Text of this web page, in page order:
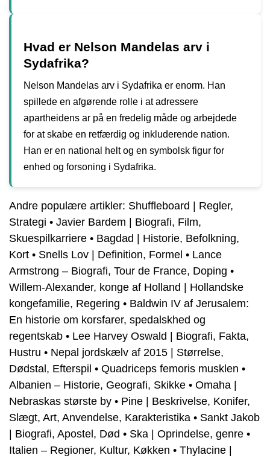
Hvad er Nelson Mandelas arv i
Sydafrika?
Nelson Mandelas arv i Sydafrika er enorm. Han
spillede en afgørende rolle i at adressere
apartheidens ar på en fredelig måde og arbejdede
for at skabe en retfærdig og inkluderende nation.
Han er en national helt og en symbolsk figur for
enhed og forsoning i Sydafrika.
Andre populære artikler: Shuffleboard | Regler,
Strategi • Javier Bardem | Biografi, Film,
Skuespilkarriere • Bagdad | Historie, Befolkning,
Kort • Snells Lov | Definition, Formel • Lance
Armstrong – Biografi, Tour de France, Doping •
Willem-Alexander, konge af Holland | Hollandske
kongefamilie, Regering • Baldwin IV af Jerusalem:
En historie om korsfarer, spedalskhed og
regentskab • Lee Harvey Oswald | Biografi, Fakta,
Hustru • Nepal jordskælv af 2015 | Størrelse,
Dødstal, Efterspil • Quadriceps femoris musklen •
Albanien – Historie, Geografi, Skikke • Omaha |
Nebraskas største by • Pine | Beskrivelse, Konifer,
Slægt, Art, Anvendelse, Karakteristika • Sankt Jakob
| Biografi, Apostel, Død • Ska | Oprindelse, genre •
Italien – Regioner, Kultur, Køkken • Thylacine |